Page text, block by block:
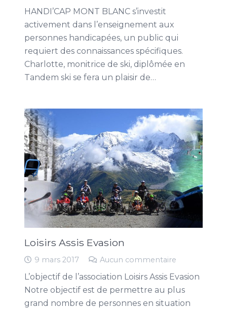
HANDI’CAP MONT BLANC s’investit
activement dans l’enseignement aux
personnes handicapées, un public qui
requiert des connaissances spécifiques.
Charlotte, monitrice de ski, diplômée en
Tandem ski se fera un plaisir de…
Loisirs Assis Evasion
9 mars 2017 Aucun commentaire
L’objectif de l’association Loisirs Assis Evasion
Notre objectif est de permettre au plus
grand nombre de personnes en situation